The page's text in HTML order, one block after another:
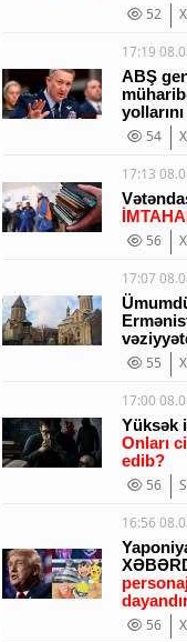
52
17:19
ABŞ
54
17:13
56
17:07
55
17:00
Yüksək
Onları
edib?
56
16:56
56